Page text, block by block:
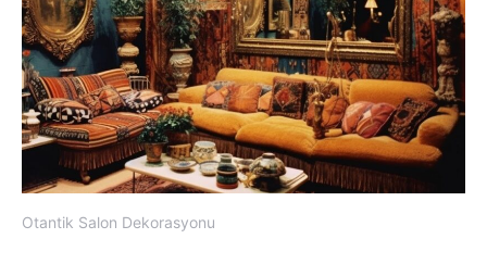
Otantik Salon Dekorasyonu